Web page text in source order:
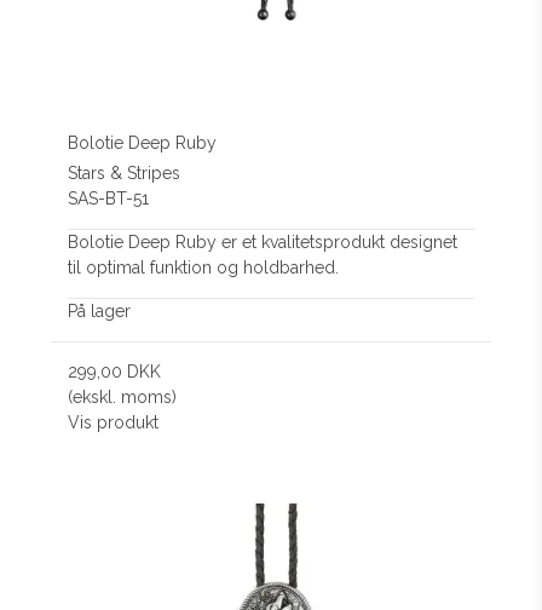
Bolotie Deep Ruby
Stars & Stripes
SAS-BT-51
Bolotie Deep Ruby er et kvalitetsprodukt designet
til optimal funktion og holdbarhed.
På lager
299,00 DKK
(ekskl. moms)
Vis produkt